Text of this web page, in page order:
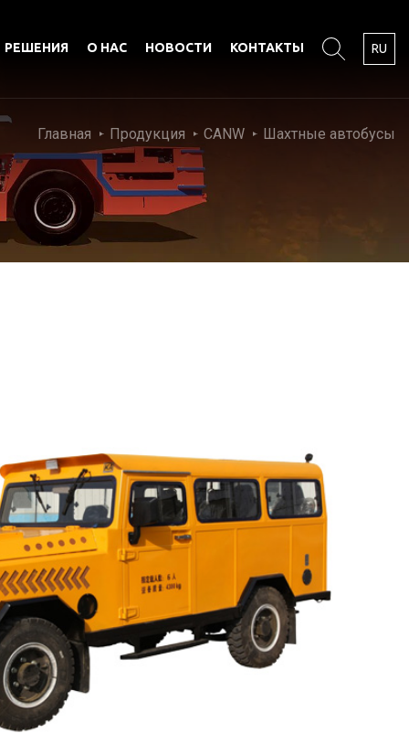
РЕШЕНИЯ О НАС НОВОСТИ КОНТАКТЫ RU
Главная Продукция CANW Шахтные автобусы